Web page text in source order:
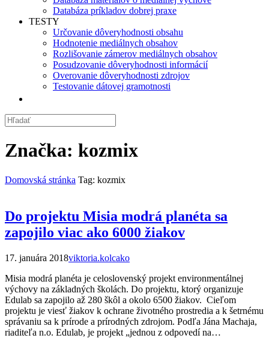
Databáza príkladov dobrej praxe
TESTY
Určovanie dôveryhodnosti obsahu
Hodnotenie mediálnych obsahov
Rozlišovanie zámerov mediálnych obsahov
Posudzovanie dôveryhodnosti informácií
Overovanie dôveryhodnosti zdrojov
Testovanie dátovej gramotnosti
Značka: kozmix
Domovská stránka Tag: kozmix
Do projektu Misia modrá planéta sa
zapojilo viac ako 6000 žiakov
17. januára 2018viktoria.kolcako
Misia modrá planéta je celoslovenský projekt environmentálnej
výchovy na základných školách. Do projektu, ktorý organizuje
Edulab sa zapojilo až 280 škôl a okolo 6500 žiakov. Cieľom
projektu je viesť žiakov k ochrane životného prostredia a k šetrnému
správaniu sa k prírode a prírodných zdrojom. Podľa Jána Machaja,
riaditeľa n.o. Edulab, je projekt „jednou z odpovedí na…